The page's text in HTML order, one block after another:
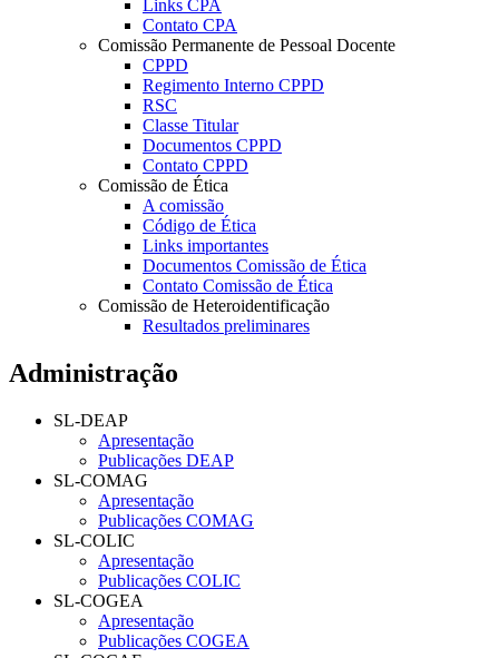
Links CPA
Contato CPA
Comissão Permanente de Pessoal Docente
CPPD
Regimento Interno CPPD
RSC
Classe Titular
Documentos CPPD
Contato CPPD
Comissão de Ética
A comissão
Código de Ética
Links importantes
Documentos Comissão de Ética
Contato Comissão de Ética
Comissão de Heteroidentificação
Resultados preliminares
Administração
SL-DEAP
Apresentação
Publicações DEAP
SL-COMAG
Apresentação
Publicações COMAG
SL-COLIC
Apresentação
Publicações COLIC
SL-COGEA
Apresentação
Publicações COGEA